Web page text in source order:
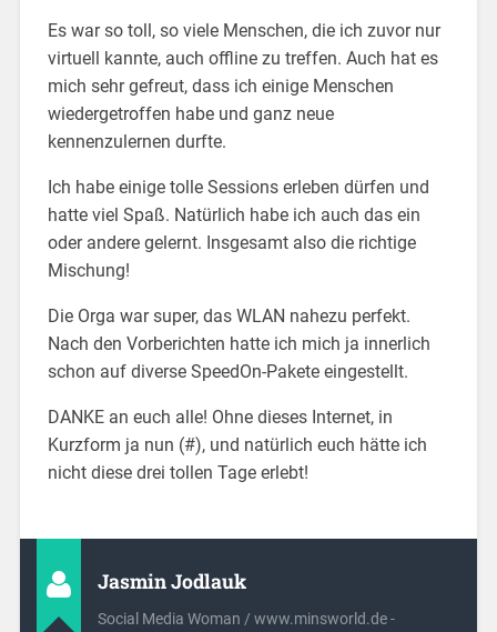
Es war so toll, so viele Menschen, die ich zuvor nur
virtuell kannte, auch offline zu treffen. Auch hat es
mich sehr gefreut, dass ich einige Menschen
wiedergetroffen habe und ganz neue
kennenzulernen durfte.
Ich habe einige tolle Sessions erleben dürfen und
hatte viel Spaß. Natürlich habe ich auch das ein
oder andere gelernt. Insgesamt also die richtige
Mischung!
Die Orga war super, das WLAN nahezu perfekt.
Nach den Vorberichten hatte ich mich ja innerlich
schon auf diverse SpeedOn-Pakete eingestellt.
DANKE an euch alle! Ohne dieses Internet, in
Kurzform ja nun (#), und natürlich euch hätte ich
nicht diese drei tollen Tage erlebt!
Jasmin Jodlauk
Social Media Woman / www.minsworld.de -